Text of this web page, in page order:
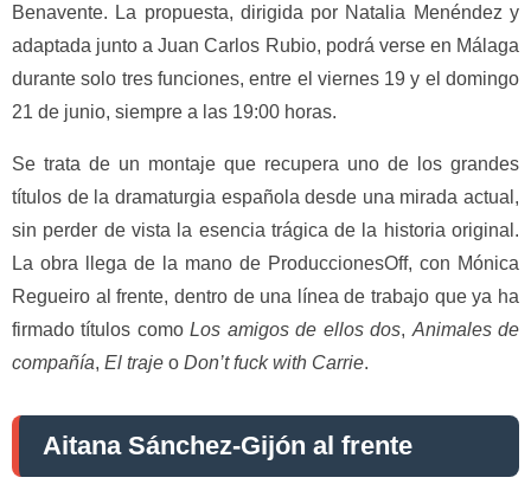
Benavente. La propuesta, dirigida por Natalia Menéndez y
adaptada junto a Juan Carlos Rubio, podrá verse en Málaga
durante solo tres funciones, entre el viernes 19 y el domingo
21 de junio, siempre a las 19:00 horas.
Se trata de un montaje que recupera uno de los grandes
títulos de la dramaturgia española desde una mirada actual,
sin perder de vista la esencia trágica de la historia original.
La obra llega de la mano de ProduccionesOff, con Mónica
Regueiro al frente, dentro de una línea de trabajo que ya ha
firmado títulos comoLos amigos de ellos dos, Animales de
compañía, El traje o Don’t fuck with Carrie.
Aitana Sánchez-Gijón al frente